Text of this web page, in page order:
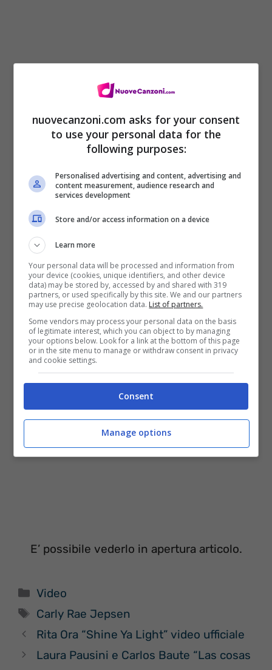
Video Ufficiale This Kiss – Carly Rae
Jepsen
E’ possibile vederlo in apertura articolo.
Categorie
Video
Tag
Carly Rae Jepsen
Rita Ora “Shine Ya Light” video ufficiale
Laura Pausini e Carlos Baute “Las cosas
nuovecanzoni.com asks for your consent
to use your personal data for the
following purposes:
Personalised advertising and content, advertising and
content measurement, audience research and
services development
Store and/or access information on a device
Learn more
Your personal data will be processed and information from
your device (cookies, unique identifiers, and other device
data) may be stored by, accessed by and shared with 319
partners, or used specifically by this site. We and our partners
may use precise geolocation data. List of partners.
Some vendors may process your personal data on the basis
of legitimate interest, which you can object to by managing
your options below. Look for a link at the bottom of this page
or in the site menu to manage or withdraw consent in privacy
and cookie settings.
Consent
Manage options